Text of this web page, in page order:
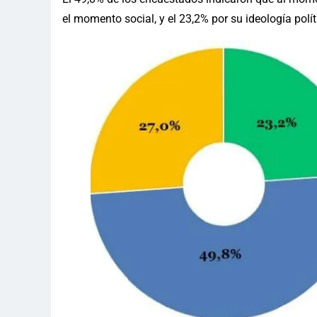
el momento social, y el 23,2% por su ideología